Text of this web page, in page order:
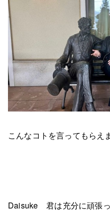
こんなコトを言ってもらえ
Daisuke 君は充分に頑張っ